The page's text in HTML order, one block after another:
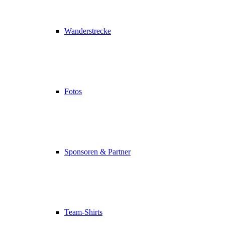
Wanderstrecke
Fotos
Sponsoren & Partner
Team-Shirts